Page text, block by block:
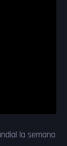
la semana